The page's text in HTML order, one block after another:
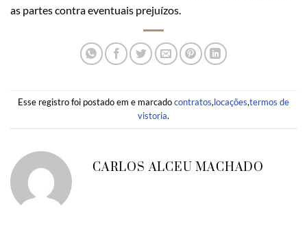
as partes contra eventuais prejuízos.
Esse registro foi postado em e marcadocontratos,locações,termos de
vistoria.
CARLOS ALCEU MACHADO